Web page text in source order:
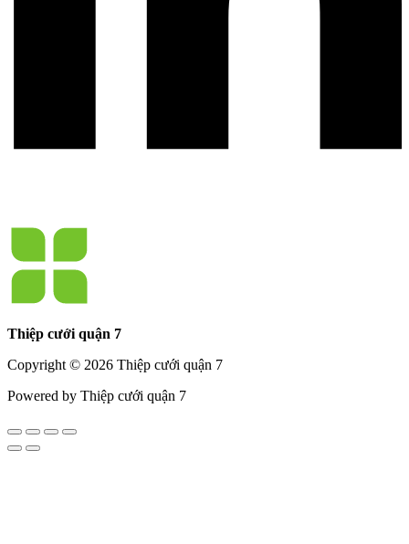
Thiệp cưới quận 7
Copyright © 2026 Thiệp cưới quận 7
Powered by Thiệp cưới quận 7